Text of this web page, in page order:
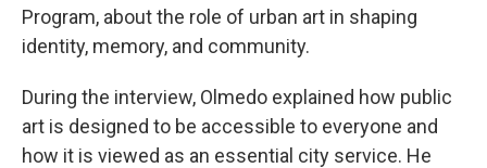
Program, about the role of urban art in shaping
identity, memory, and community.
During the interview, Olmedo explained how public
art is designed to be accessible to everyone and
how it is viewed as an essential city service. He